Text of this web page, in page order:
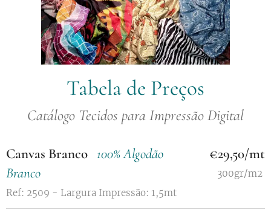
Tabela de Preços
Catálogo Tecidos para Impressão Digital
Canvas Branco 100% Algodão
Branco
Ref: 2509 - Largura Impressão: 1,5mt
€29,50/mt
300gr/m2